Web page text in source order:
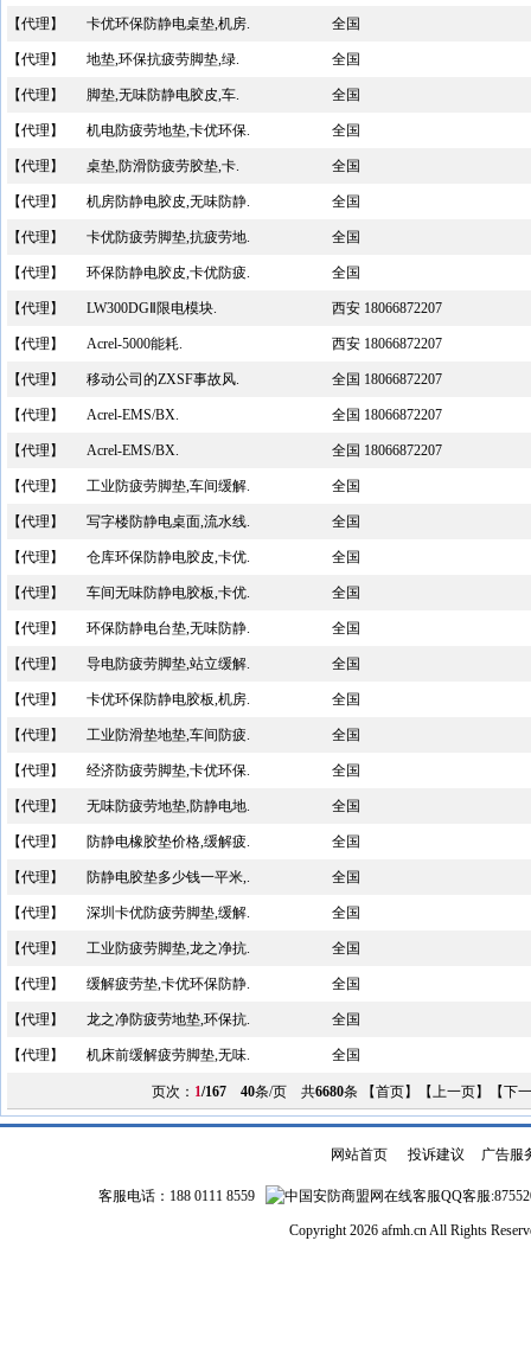
【代理】 卡优环保防静电桌垫,机房. 全国
【代理】 地垫,环保抗疲劳脚垫,绿. 全国
【代理】 脚垫,无味防静电胶皮,车. 全国
【代理】 机电防疲劳地垫,卡优环保. 全国
【代理】 桌垫,防滑防疲劳胶垫,卡. 全国
【代理】 机房防静电胶皮,无味防静. 全国
【代理】 卡优防疲劳脚垫,抗疲劳地. 全国
【代理】 环保防静电胶皮,卡优防疲. 全国
【代理】 LW300DGⅡ限电模块. 西安 18066872207
【代理】 Acrel-5000能耗. 西安 18066872207
【代理】 移动公司的ZXSF事故风. 全国 18066872207
【代理】 Acrel-EMS/BX. 全国 18066872207
【代理】 Acrel-EMS/BX. 全国 18066872207
【代理】 工业防疲劳脚垫,车间缓解. 全国
【代理】 写字楼防静电桌面,流水线. 全国
【代理】 仓库环保防静电胶皮,卡优. 全国
【代理】 车间无味防静电胶板,卡优. 全国
【代理】 环保防静电台垫,无味防静. 全国
【代理】 导电防疲劳脚垫,站立缓解. 全国
【代理】 卡优环保防静电胶板,机房. 全国
【代理】 工业防滑垫地垫,车间防疲. 全国
【代理】 经济防疲劳脚垫,卡优环保. 全国
【代理】 无味防疲劳地垫,防静电地. 全国
【代理】 防静电橡胶垫价格,缓解疲. 全国
【代理】 防静电胶垫多少钱一平米,. 全国
【代理】 深圳卡优防疲劳脚垫,缓解. 全国
【代理】 工业防疲劳脚垫,龙之净抗. 全国
【代理】 缓解疲劳垫,卡优环保防静. 全国
【代理】 龙之净防疲劳地垫,环保抗. 全国
【代理】 机床前缓解疲劳脚垫,无味. 全国
页次： 1/167 40条/页 共6680条 【首页】【上一页】【下
网站首页| 投诉建议 广告服
客服电话：188 0111 8559 QQ客服
Copyright 2026 afmh.cn All Rights